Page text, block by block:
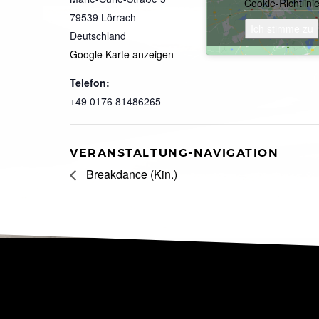
79539 Lörrach
Deutschland
Google Karte anzeigen
Telefon:
+49 0176 81486265
Cookie-Richtlinie
VERANSTALTUNG-NAVIGATION
Breakdance (Kin.)